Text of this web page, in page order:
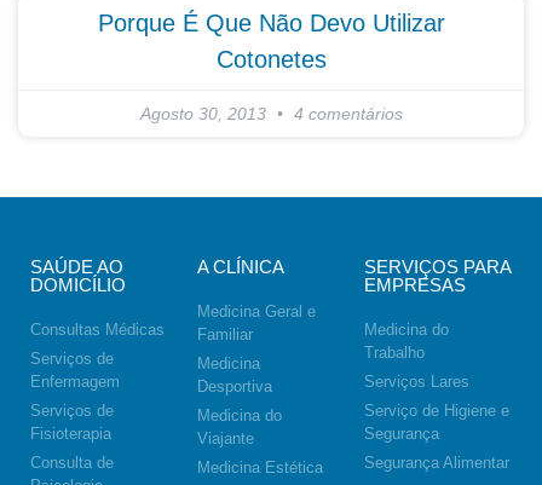
Porque É Que Não Devo Utilizar
Cotonetes
Agosto 30, 2013 4 comentários
SAÚDE AO
DOMICÍLIO
Consultas Médicas
Serviços de
Enfermagem
Serviços de
Fisioterapia
Consulta de
A CLÍNICA
Medicina Geral e
Familiar
Medicina
Desportiva
Medicina do
Viajante
Medicina Estética
SERVIÇOS PARA
EMPRESAS
Medicina do
Trabalho
Serviços Lares
Serviço de Higiene e
Segurança
Segurança Alimentar